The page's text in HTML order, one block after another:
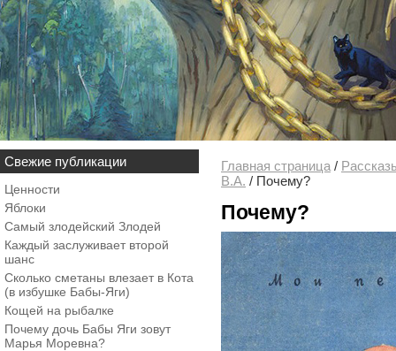
Свежие публикации
Ценности
Яблоки
Самый злодейский Злодей
Каждый заслуживает второй
шанс
Сколько сметаны влезает в Кота
(в избушке Бабы-Яги)
Кощей на рыбалке
Почему дочь Бабы Яги зовут
Марья Моревна?
Главная страница /
В.А. / Почему?
Почему?